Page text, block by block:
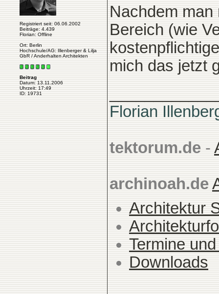
Registriert seit: 06.06.2002
Beiträge: 4.439
Florian: Offline
Ort: Berlin
Hochschule/AG: Illenberger & Lilja
GbR / Anderhalten Architekten
Beitrag
Datum: 13.11.2006
Uhrzeit: 17:49
ID: 19731
Nachdem
Bereich (wie
mich das jetzt
Florian
tektorum.de -
archinoah.de
Architektur
Termine
Downloads